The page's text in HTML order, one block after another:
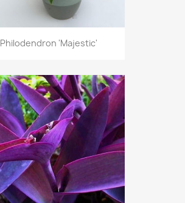
Philodendron 'Majestic'